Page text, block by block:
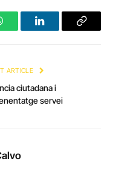
LinkedInCopy
ARTICLE
ciutadana i
servei